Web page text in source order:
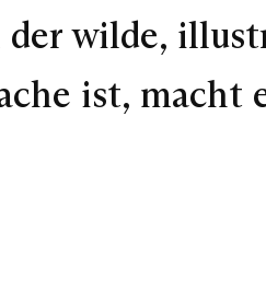
wilde,
ist, macht